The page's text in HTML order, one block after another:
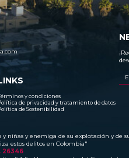
y condiciones
de privacidad y tratamiento de datos
de Sostenibilidad
niñas y enemiga de su explotación y de
estos delitos en Colombia"
26346